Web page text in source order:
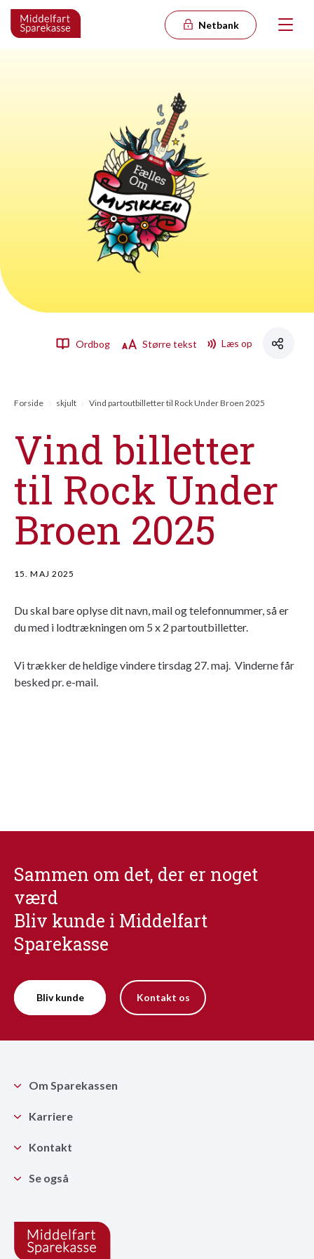
Netbank
Ordbog Større tekst Læs op
Forside skjult Vind partoutbilletter til Rock Under Broen 2025
Vind billetter
til Rock Under
Broen 2025
15. MAJ 2025
Du skal bare oplyse dit navn, mail og telefonnummer, så er
du med i lodtrækningen om 5 x 2 partoutbilletter.
Vi trækker de heldige vindere tirsdag 27. maj. Vinderne får
besked pr. e-mail.
Sammen om det, der er noget
værd
Bliv kunde i Middelfart
Sparekasse
Bliv kunde Kontakt os
Om Sparekassen
Karriere
Kontakt
Se også